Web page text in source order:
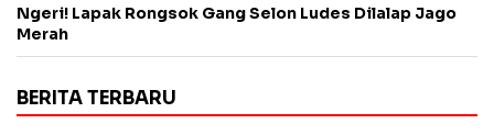
Ngeri! Lapak Rongsok Gang Selon Ludes Dilalap Jago
Merah
BERITA TERBARU